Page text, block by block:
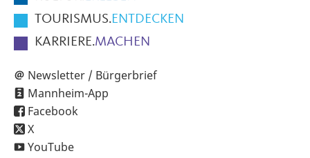
TOURISMUS.ENTDECKEN
KARRIERE.MACHEN
Newsletter / Bürgerbrief
Mannheim-App
Facebook
X
YouTube